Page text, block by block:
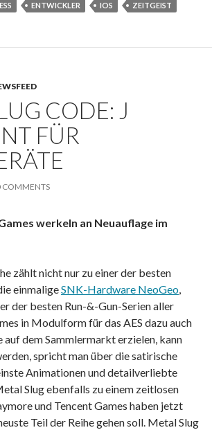
ENTWICKLER IOS ZEITGEIST
CODE: J
FÜR
COMMENTS
werkeln an Neuauflage im
zählt nicht nur zu einer der besten
einmaligeSNK-Hardware NeoGeo,
der besten Run-&-Gun-Serien aller
in Modulform für das AES dazu auch
auf dem Sammlermarkt erzielen, kann
spricht man über die satirische
Animationen und detailverliebte
Slug ebenfalls zu einem zeitlosen
und Tencent Games haben jetzt
Teil der Reihe gehen soll. Metal Slug